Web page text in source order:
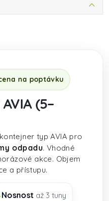
na poptávku
(5–
typ AVIA pro
odpadu. Vhodné
akce. Objem
a přístupu.
Nosnost až 3 tuny